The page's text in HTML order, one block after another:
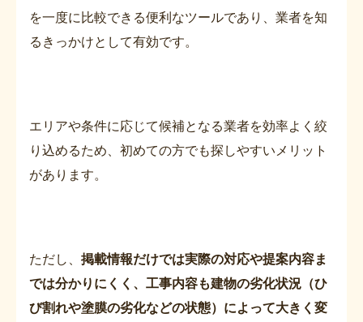
を一度に比較できる便利なツールであり、業者を知
るきっかけとして有効です。
エリアや条件に応じて候補となる業者を効率よく絞
り込めるため、初めての方でも探しやすいメリット
があります。
ただし、 掲載情報だけでは実際の対応や提案内容ま
では分かりにくく、工事内容も建物の劣化状況（ひ
び割れや塗膜の劣化などの状態）によって大きく変